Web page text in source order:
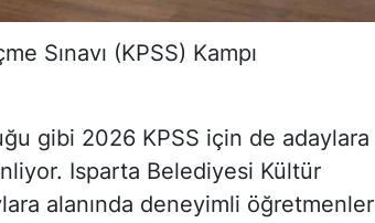
Sınavı (KPSS) Kampı
gibi 2026 KPSS için de adaylara
Isparta Belediyesi Kültür
alanında deneyimli öğretmenler